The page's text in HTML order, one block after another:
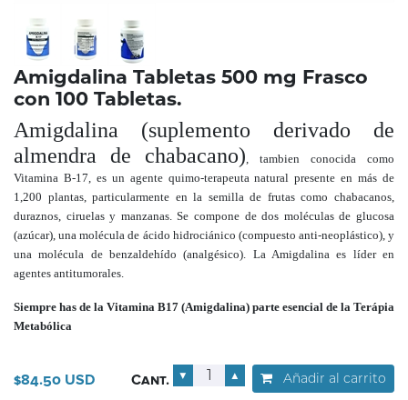
Amigdalina Tabletas 500 mg Frasco
con 100 Tabletas.
Amigdalina (suplemento derivado de
almendra de chabacano) , tambien conocida como
Vitamina B-17, es un agente quimo-terapeuta natural presente en más de
1,200 plantas, particularmente en la semilla de frutas como chabacanos,
duraznos, ciruelas y manzanas. Se compone de dos moléculas de glucosa
(azúcar), una molécula de ácido hidrociánico (compuesto anti-neoplástico), y
una molécula de benzaldehído (analgésico). La Amigdalina es líder en
agentes antitumorales.
Siempre has de la Vitamina B17 (Amigdalina) parte esencial de la Terápia
Metabólica
$84.50 USD Cant. ▼ ▲ Añadir al carrito